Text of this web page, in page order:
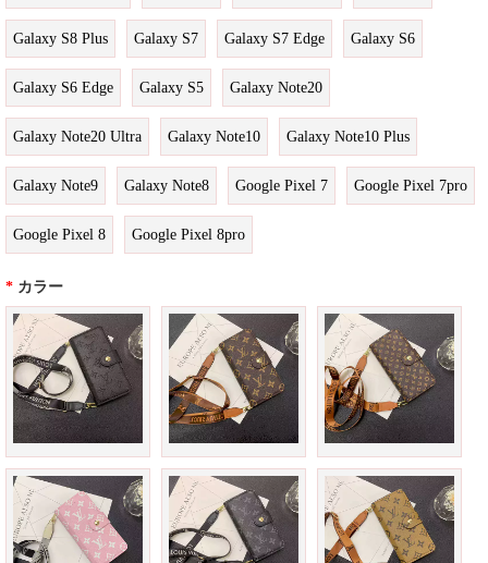
Galaxy S8 Plus Galaxy S7 Galaxy S7 Edge Galaxy S6
Galaxy S6 Edge Galaxy S5 Galaxy Note20
Galaxy Note20 Ultra Galaxy Note10 Galaxy Note10 Plus
Galaxy Note9 Galaxy Note8 Google Pixel 7 Google Pixel 7pro
Google Pixel 8 Google Pixel 8pro
* カラー